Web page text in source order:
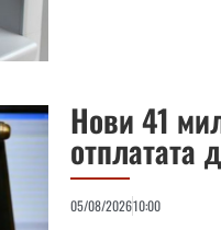
Нови 41
отплатата
05/08/202610:00